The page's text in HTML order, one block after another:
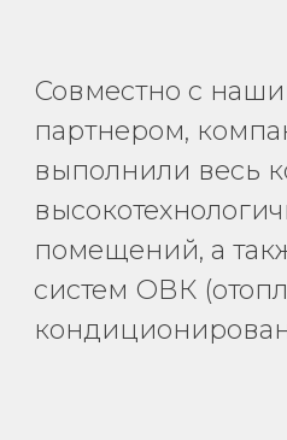
Совместно с
партнером,
выполнили весь
помещений, а
систем ОВК